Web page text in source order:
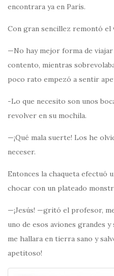
encontrara ya en París.
Con gran sencillez remontó el
—No hay mejor forma de
contento, mientras
poco rato empezó a sentir
-Lo que necesito son unos
revolver en su mochila.
—¡Qué mala suerte! Los he
neceser.
Entonces la chaqueta efectuó
chocar con un plateado
—¡Jesús! —gritó el profesor,
uno de esos aviones grandes
me hallara en tierra sano y
apetitoso!